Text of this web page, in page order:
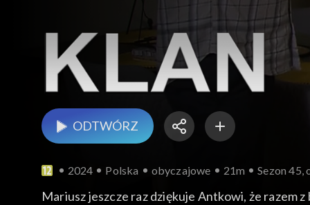
ODTWÓRZ
2024 Polska obyczajowe 21m Sezon 45,
Mariusz jeszcze raz dziękuje Antkowi, że razem